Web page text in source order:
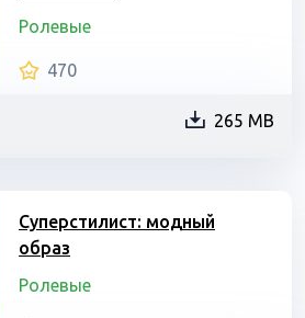
Ролевые
470
265 MB
Суперстилист: модный
образ
Ролевые